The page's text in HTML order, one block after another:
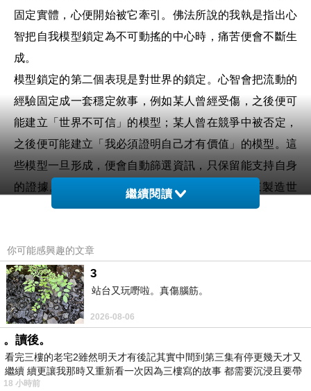
固定實體，心便開始被它牽引。佛法所說的我執是指出心
智把自我模型鎖定為不可動搖的中心時，痛苦便會不斷生
成。
模型鎖定的第二個表現是對世界的鎖定。心智會把流動的
經驗固定成一套穩定敘事，例如某人曾經受傷，之後便可
能建立「世界不可信」的模型；某人曾在競爭中被否定，
之後便可能建立「我必須證明自己才有價值」的模型。這
些模型一旦形成，便會自動篩選資訊，只保留能支持自身
的證據。模型因此不只是描述世界，也會反過來製造世
界。人被鎖定在某種理解方式內，便會不斷遇見與那套模
佛法中的「取」正是模型鎖定的核心機制。愛生取，取生
有，表示心先對某些感受產生渴求或抗拒，然後將其固定
成佔有、排斥或身份化的結構。取的本質是心把某種經
驗、對象或觀念鎖進自我模型之中，使其成為「我需
要」、「我不能失去」、「我就是這樣」的一部分。當取
形成，心便失去彈性，它反覆從同一個模型出發，形成穩
定但狹窄的反應路徑。
繼續閱讀
你可能感興趣的文章
3
站台又玩嘢啦。真傷腦筋。
2026-08-06
。讀後。
看完三樓的老宅2雖然明天才有後記其實中間到第三集有停更幾天才又
繼續 續更讓我那時又重新看一次因為三樓寫的故事 都需要沉浸且要帶
有
18 小時前